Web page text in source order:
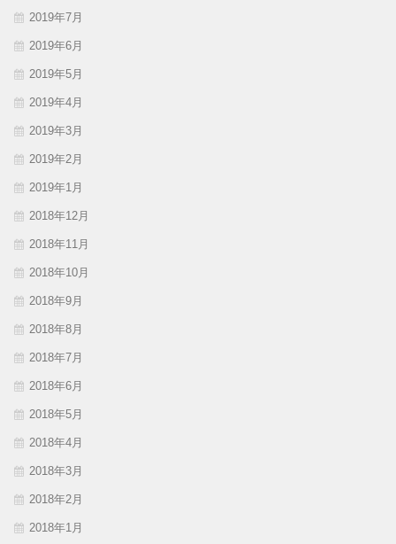
2019年7月
2019年6月
2019年5月
2019年4月
2019年3月
2019年2月
2019年1月
2018年12月
2018年11月
2018年10月
2018年9月
2018年8月
2018年7月
2018年6月
2018年5月
2018年4月
2018年3月
2018年2月
2018年1月